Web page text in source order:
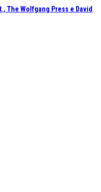
The Wolfgang Press e David